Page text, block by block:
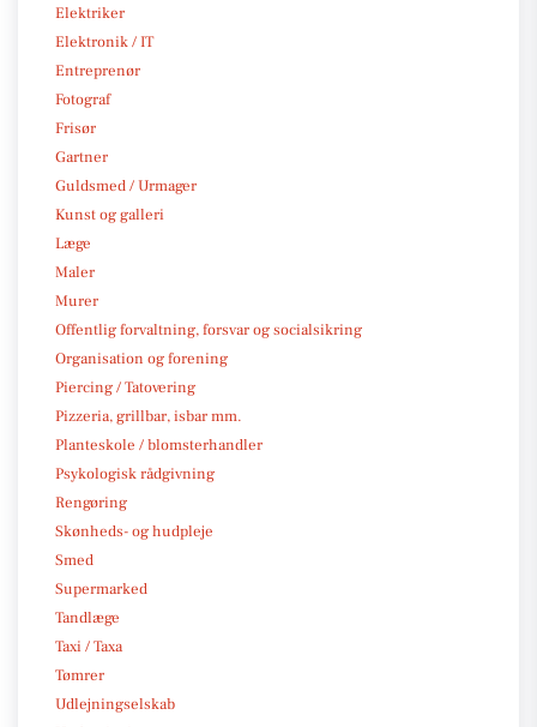
Elektriker
Elektronik / IT
Entreprenør
Fotograf
Frisør
Gartner
Guldsmed / Urmager
Kunst og galleri
Læge
Maler
Murer
Offentlig forvaltning, forsvar og socialsikring
Organisation og forening
Piercing / Tatovering
Pizzeria, grillbar, isbar mm.
Planteskole / blomsterhandler
Psykologisk rådgivning
Rengøring
Skønheds- og hudpleje
Smed
Supermarked
Tandlæge
Taxi / Taxa
Tømrer
Udlejningselskab